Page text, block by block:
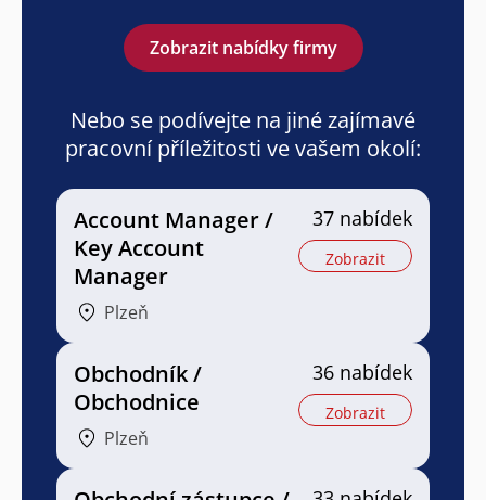
Zobrazit nabídky firmy
Nebo se podívejte na jiné zajímavé
pracovní příležitosti ve vašem okolí:
Account Manager /
Key Account
Manager
Plzeň
37 nabídek
Zobrazit
Obchodník /
Obchodnice
Plzeň
36 nabídek
Zobrazit